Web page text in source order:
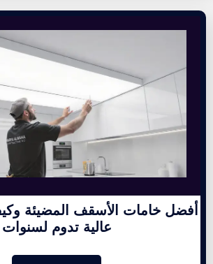
أفضل خامات الأسقف المضيئة
عالية تدوم لسنوات